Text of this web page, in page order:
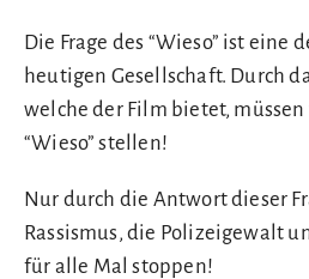
Die Frage des “Wieso” ist eine
heutigen Gesellschaft. Durch
welche der Film bietet, müssen
“Wieso” stellen!
Nur durch die Antwort dieser
Rassismus, die Polizeigewalt
für alle Mal stoppen!